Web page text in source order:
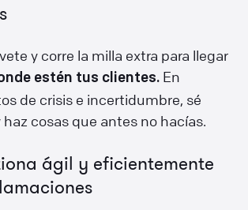
y corre la milla extra para llegar
estén tus clientes. En
de crisis e incertidumbre, sé
haz cosas que antes no hacías.
ágil y eficientemente